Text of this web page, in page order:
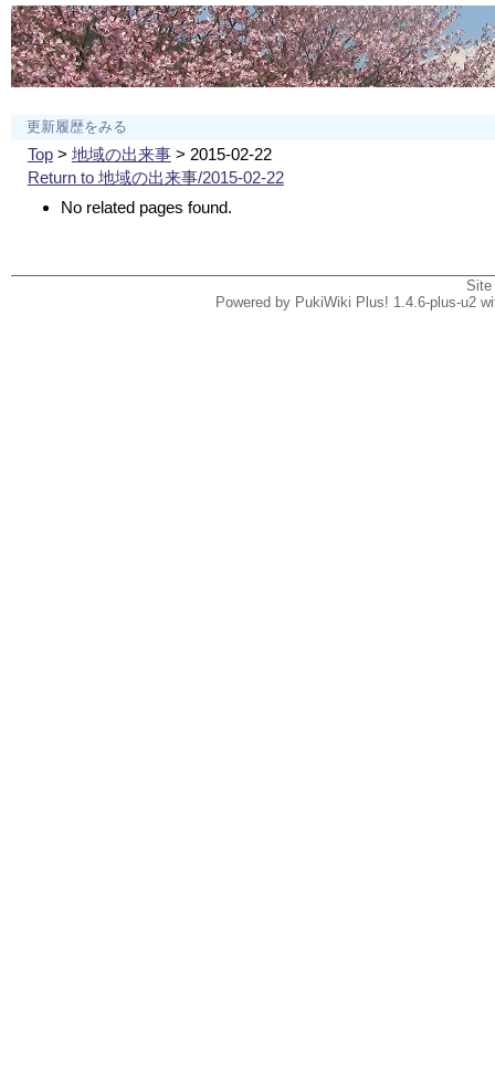
更新履歴をみる
Top> 地域の出来事> 2015-02-22
Return to 地域の出来事/2015-02-22
No related pages found.
Powered by PukiWiki Plus! 1.4.6-plus-u2